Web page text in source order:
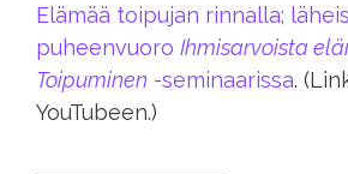
Elämää toipujan rinnalla;
puheenvuoro Ihmisarvoista
Toipuminen -seminaarissa.
YouTubeen.)